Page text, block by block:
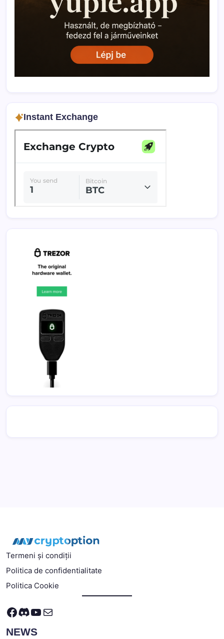
Instant Exchange
Termeni și condiții
Politica de confidentialitate
Politica Cookie
Facebook
Discord
YouTube
Mail
NEWS